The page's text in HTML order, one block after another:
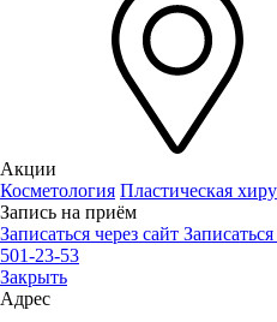
Акции
Косметология Пластическая
Запись на приём
Записаться через сайт
501-23-53
Закрыть
Адрес